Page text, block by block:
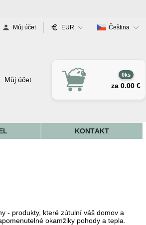
Můj účet EUR Čeština
Můj účet
0ks
za 0.00 €
KONTAKT
- produkty, které zútulní váš domov a
okamžiky pohody a tepla.